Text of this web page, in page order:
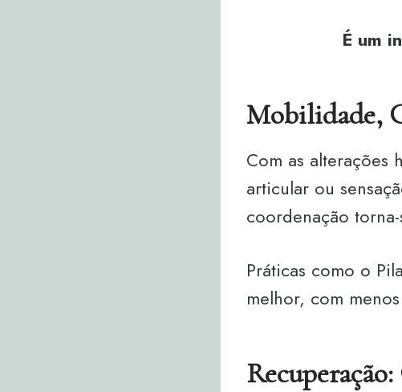
É um
Mobilidade,
Com as alterações
articular ou
coordenação
Práticas como o
melhor, com